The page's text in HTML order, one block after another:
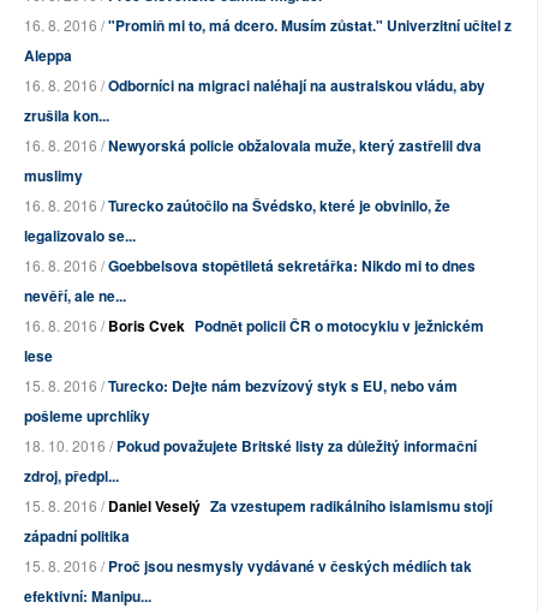
16. 8. 2016 /"Promiň mi to, má dcero. Musím zůstat." Univerzitní učitel z
Aleppa
16. 8. 2016 /Odborníci na migraci naléhají na australskou vládu, aby
zrušila kon...
16. 8. 2016 /Newyorská policie obžalovala muže, který zastřelil dva
muslimy
16. 8. 2016 /Turecko zaútočilo na Švédsko, které je obvinilo, že
legalizovalo se...
16. 8. 2016 /Goebbelsova stopětiletá sekretářka: Nikdo mi to dnes
nevěří, ale ne...
16. 8. 2016 /Boris Cvek Podnět policii ČR o motocyklu v ježnickém
lese
15. 8. 2016 /Turecko: Dejte nám bezvízový styk s EU, nebo vám
pošleme uprchlíky
18. 10. 2016 /Pokud považujete Britské listy za důležitý informační
zdroj, předpl...
15. 8. 2016 /Daniel Veselý Za vzestupem radikálního islamismu stojí
západní politika
15. 8. 2016 /Proč jsou nesmysly vydávané v českých médiích tak
efektivní: Manipu...